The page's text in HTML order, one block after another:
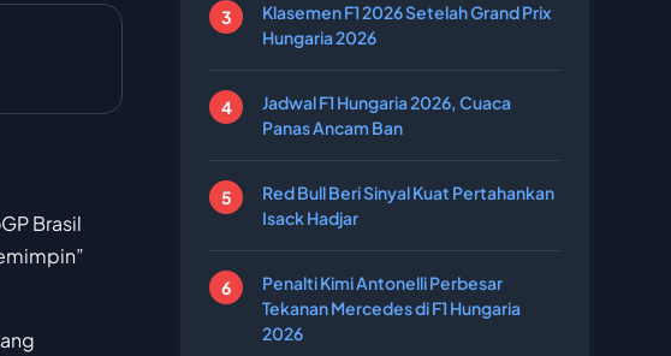
Brasil
Klasemen F1 2026 Setelah Grand Prix
Hungaria 2026
Jadwal F1 Hungaria 2026, Cuaca
Panas Ancam Ban
Red Bull Beri Sinyal Kuat Pertahankan
Isack Hadjar
Penalti Kimi Antonelli Perbesar
Tekanan Mercedes di F1 Hungaria
2026